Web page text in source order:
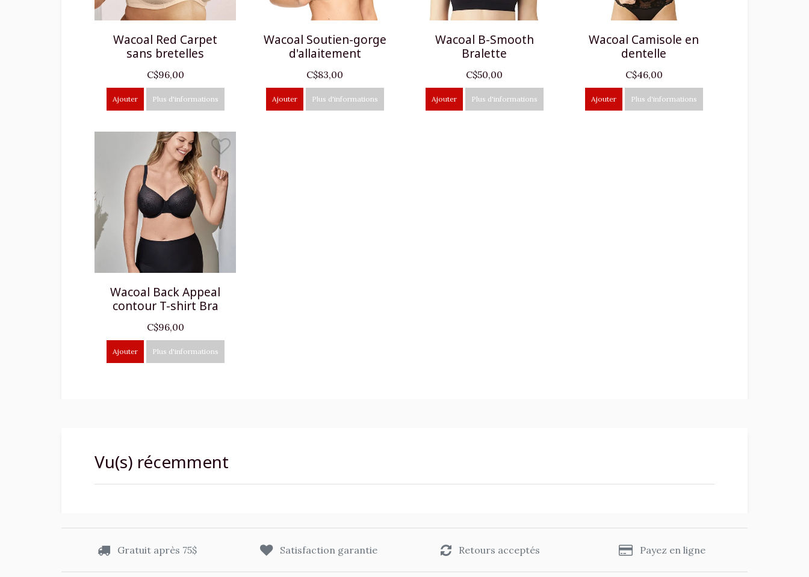
Wacoal Red Carpet
sans bretelles
C$96,00
Ajouter Plus d'informations
Wacoal Soutien-gorge
d'allaitement
C$83,00
Ajouter Plus d'informations
Wacoal B-Smooth
Bralette
C$50,00
Ajouter Plus d'informations
Wacoal Camisole en
dentelle
C$46,00
Ajouter Plus d'informations
Wacoal Back Appeal
contour T-shirt Bra
C$96,00
Ajouter Plus d'informations
Vu(s) récemment
Gratuit après 75$ Satisfaction garantie Retours acceptés Payez en ligne